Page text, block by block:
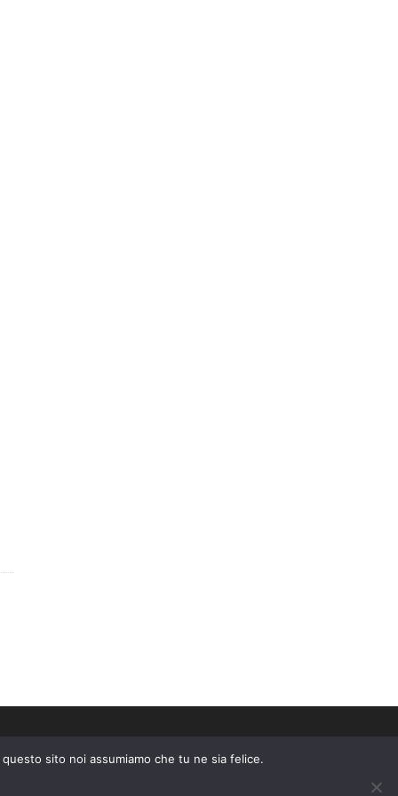
una commissione pubblicitaria pubblicizzando e fornendo link al
sito noi assumiamo che tu ne sia felice.